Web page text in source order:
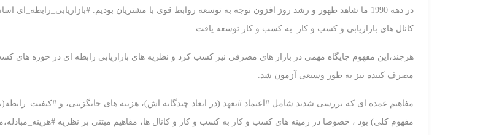
در دهه 1990 ما شاهد ظهور و رشد روز افزون توجه به توسعه روابط قوی با مشتریان بودیم. #بازاریابی_رابطه_ای
کانال های بازاریابی و کسب و کار به کسب و کار توسعه یافت.
هرچند،این مفهوم جایگاه مهمی در بازار های مصرفی نیز کسب کرد و نظریه های بازاریابی رابطه ای در حوزه های
مصرف کننده نیز به طور وسیعی آزمون شد.
مفاهیم عمده ای که بررسی شدند شامل #اعتماد #تعهد (در ابعاد چندگانه اش)، هزینه های جایگزینی، و
مفهوم کلی) بود ، خصوصا در زمینه های کسب و کار به کسب و کار و کانال ها، مفاهیم مبتنی بر نظریه